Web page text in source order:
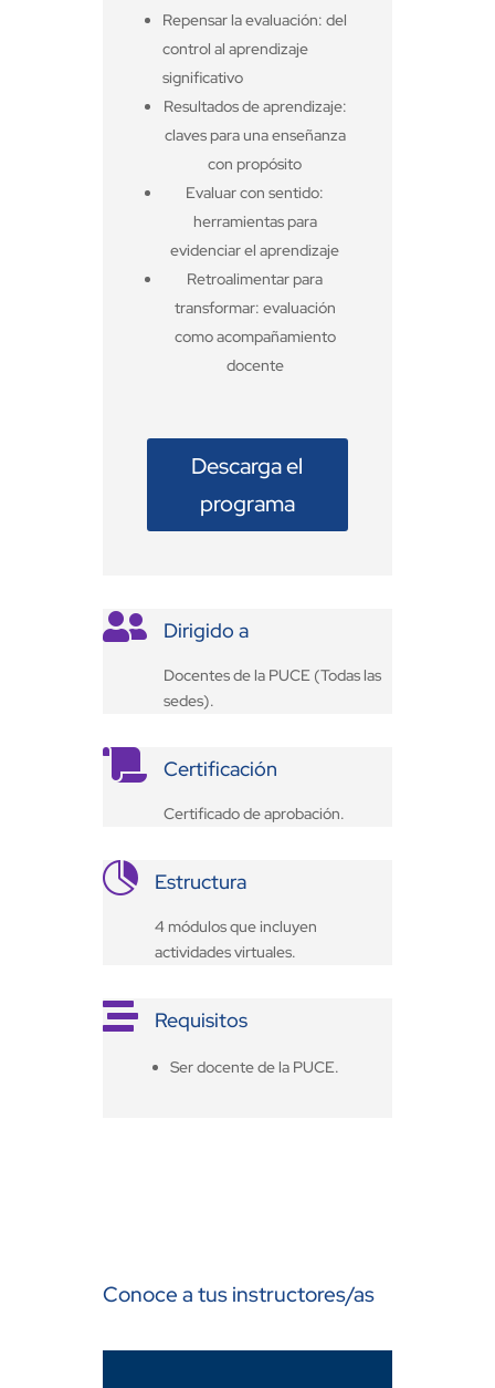
Repensar la evaluación: del
control al aprendizaje
significativo
Resultados de aprendizaje:
claves para una enseñanza
con propósito
Evaluar con sentido:
herramientas para
evidenciar el aprendizaje
Retroalimentar para
transformar: evaluación
como acompañamiento
docente
Descarga el
programa
 Dirigido a
Docentes de la PUCE (Todas las
sedes).
 Certificación
Certificado de aprobación.
 Estructura
4 módulos que incluyen
actividades virtuales.
 Requisitos
Ser docente de la PUCE.
Conoce a tus instructores/as